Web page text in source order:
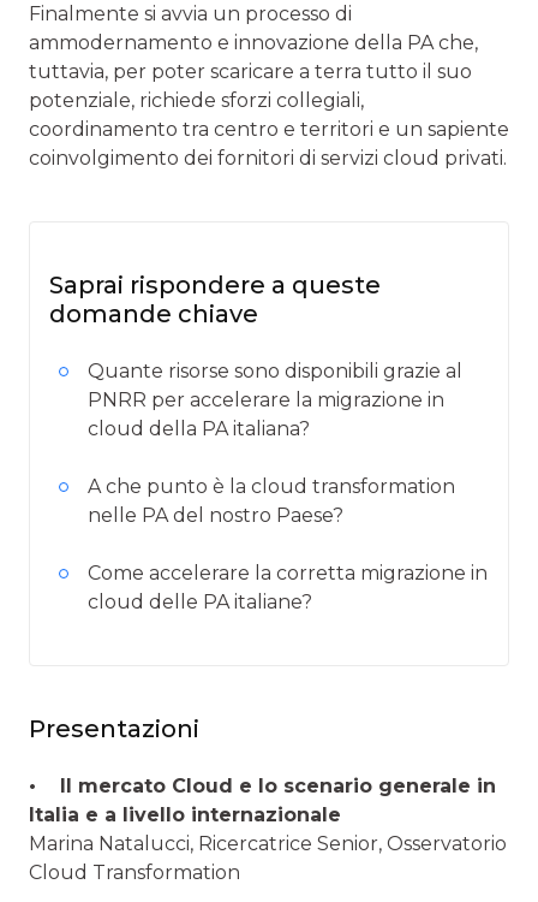
Finalmente si avvia un processo di
ammodernamento e innovazione della PA che,
tuttavia, per poter scaricare a terra tutto il suo
potenziale, richiede sforzi collegiali,
coordinamento tra centro e territori e un sapiente
coinvolgimento dei fornitori di servizi cloud privati.
Saprai rispondere a queste
domande chiave
Quante risorse sono disponibili grazie al
PNRR per accelerare la migrazione in
cloud della PA italiana?
A che punto è la cloud transformation
nelle PA del nostro Paese?
Come accelerare la corretta migrazione in
cloud delle PA italiane?
Presentazioni
• Il mercato Cloud e lo scenario generale in
Italia e a livello internazionale
Marina Natalucci, Ricercatrice Senior, Osservatorio
Cloud Transformation